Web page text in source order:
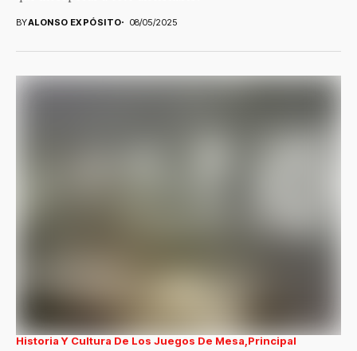
BYALONSO EXPÓSITO 08/05/2025
Historia Y Cultura De Los Juegos De Mesa Principal